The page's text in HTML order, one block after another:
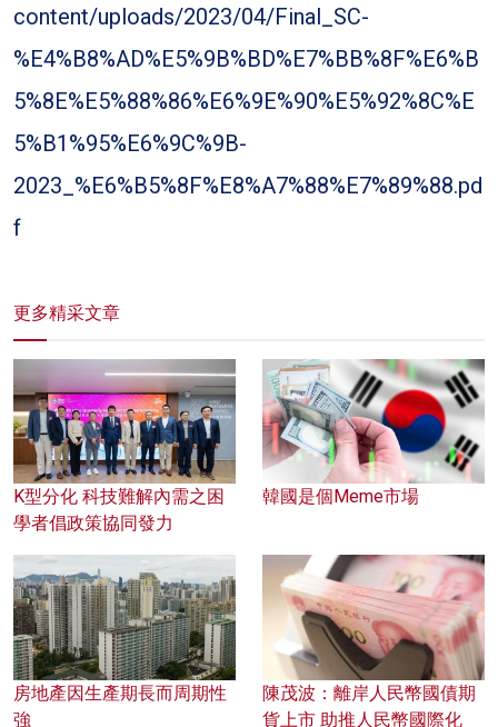
content/uploads/2023/04/Final_SC-
%E4%B8%AD%E5%9B%BD%E7%BB%8F%E6%B
5%8E%E5%88%86%E6%9E%90%E5%92%8C%E
5%B1%95%E6%9C%9B-
2023_%E6%B5%8F%E8%A7%88%E7%89%88.pd
f
更多精采文章
K型分化 科技難解內需之困
學者倡政策協同發力
韓國是個Meme市場
房地產因生產期長而周期性
強
陳茂波：離岸人民幣國債期
貨上市 助推人民幣國際化